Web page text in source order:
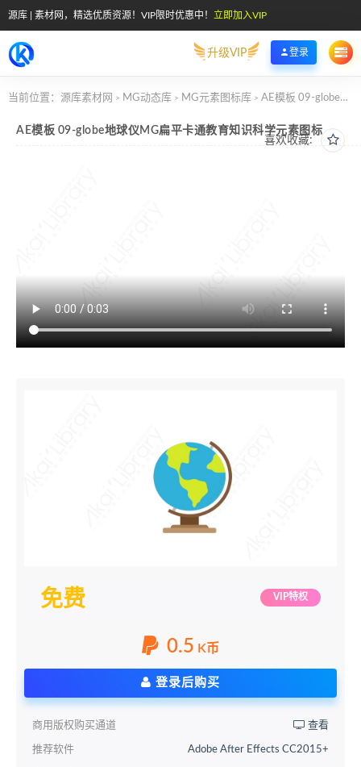
源库 | 素材网，精选优质资源！VIP限时优惠中！ 立即加入VIP
升级VIP 登录
当前位置： 源库素材网 > MG动态库 > MG元素图标库 > AE模板 09-globe地球仪MG扁平卡通教育知识科学元素图标
喜欢收藏:
AE模板 09-globe地球仪MG扁平卡通教育知识科学元素图标
免费 VIP特权
0.5 K币
登录后购买
商用版权购买通道 查看
推荐软件 Adobe After Effects CC2015+